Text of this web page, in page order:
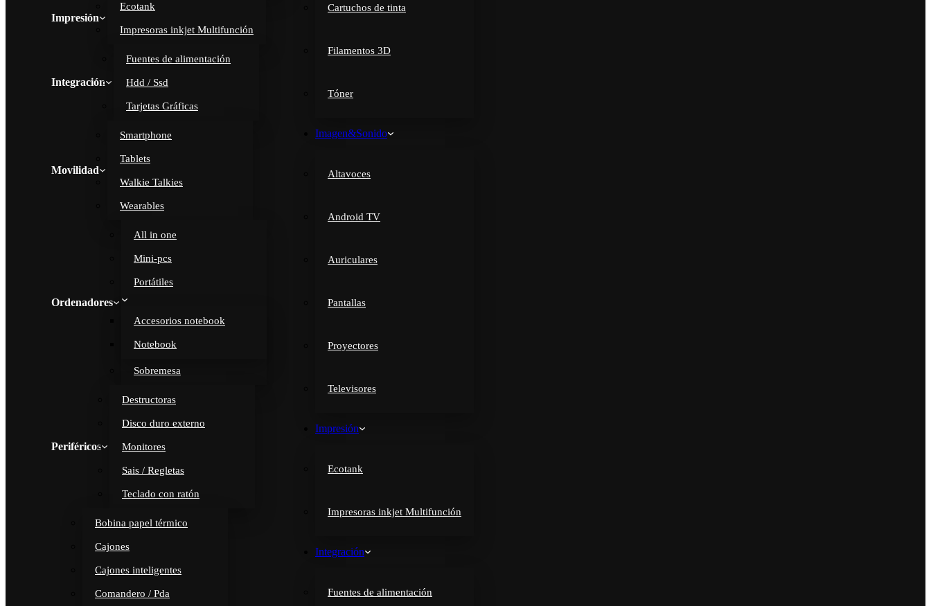
Impresión
Ecotank
Impresoras inkjet Multifunción
Integración
Fuentes de alimentación
Hdd / Ssd
Tarjetas Gráficas
Movilidad
Smartphone
Tablets
Walkie Talkies
Wearables
Ordenadores
All in one
Mini-pcs
Portátiles
Accesorios notebook
Notebook
Sobremesa
Periféricos
Destructoras
Disco duro externo
Monitores
Sais / Regletas
Teclado con ratón
Bobina papel térmico
Cajones
Cajones inteligentes
Comandero / Pda
Cartuchos de tinta
Filamentos 3D
Tóner
Imagen&Sonido
Altavoces
Android TV
Auriculares
Pantallas
Proyectores
Televisores
Impresión
Ecotank
Impresoras inkjet Multifunción
Integración
Fuentes de alimentación